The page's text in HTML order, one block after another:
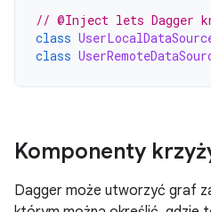
// @Inject lets Dagger
class
class
Komponenty
Dagger może utworzyć graf